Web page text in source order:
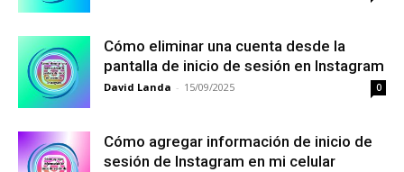
Cómo eliminar una cuenta desde la
pantalla de inicio de sesión en Instagram
David Landa - 15/09/2025 0
Cómo agregar información de inicio de
sesión de Instagram en mi celular